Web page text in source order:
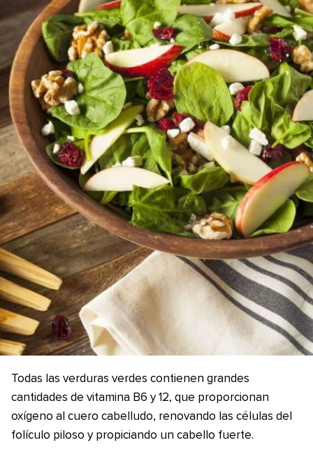
Todas las verduras verdes contienen grandes
cantidades de vitamina B6 y 12, que proporcionan
oxígeno al cuero cabelludo, renovando las células del
folículo piloso y propiciando un cabello fuerte.